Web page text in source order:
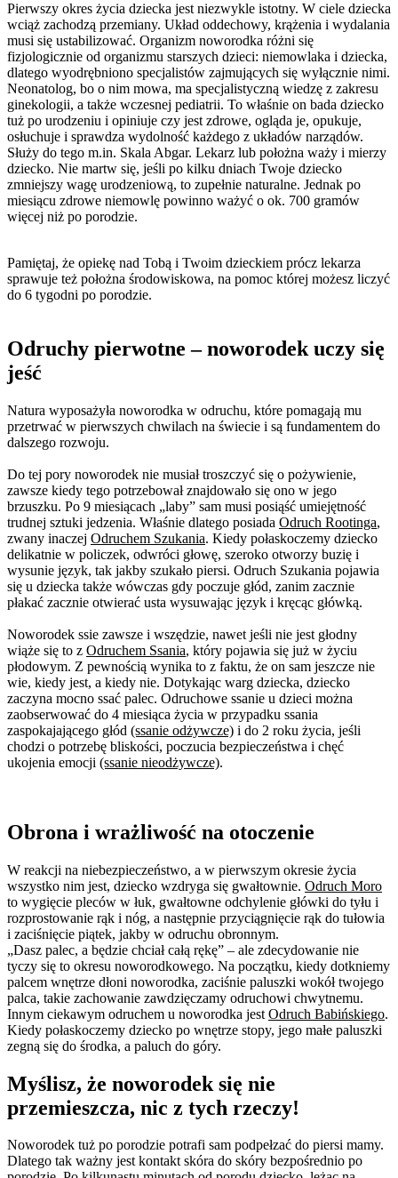
Pierwszy okres życia dziecka jest niezwykle istotny. W ciele dziecka
wciąż zachodzą przemiany. Układ oddechowy, krążenia i wydalania
musi się ustabilizować. Organizm noworodka różni się
fizjologicznie od organizmu starszych dzieci: niemowlaka i dziecka,
dlatego wyodrębniono specjalistów zajmujących się wyłącznie nimi.
Neonatolog, bo o nim mowa, ma specjalistyczną wiedzę z zakresu
ginekologii, a także wczesnej pediatrii. To właśnie on bada dziecko
tuż po urodzeniu i opiniuje czy jest zdrowe, ogląda je, opukuje,
osłuchuje i sprawdza wydolność każdego z układów narządów.
Służy do tego m.in. Skala Abgar. Lekarz lub położna waży i mierzy
dziecko. Nie martw się, jeśli po kilku dniach Twoje dziecko
zmniejszy wagę urodzeniową, to zupełnie naturalne. Jednak po
miesiącu zdrowe niemowlę powinno ważyć o ok. 700 gramów
więcej niż po porodzie.
Pamiętaj, że opiekę nad Tobą i Twoim dzieckiem prócz lekarza
sprawuje też położna środowiskowa, na pomoc której możesz liczyć
do 6 tygodni po porodzie.
Odruchy pierwotne – noworodek uczy się
jeść
Natura wyposażyła noworodka w odruchu, które pomagają mu
przetrwać w pierwszych chwilach na świecie i są fundamentem do
dalszego rozwoju.
Do tej pory noworodek nie musiał troszczyć się o pożywienie,
zawsze kiedy tego potrzebował znajdowało się ono w jego
brzuszku. Po 9 miesiącach „laby” sam musi posiąść umiejętność
trudnej sztuki jedzenia. Właśnie dlatego posiada Odruch Rootinga,
zwany inaczej Odruchem Szukania. Kiedy połaskoczemy dziecko
delikatnie w policzek, odwróci głowę, szeroko otworzy buzię i
wysunie język, tak jakby szukało piersi. Odruch Szukania pojawia
się u dziecka także wówczas gdy poczuje głód, zanim zacznie
płakać zacznie otwierać usta wysuwając język i kręcąc główką.
Noworodek ssie zawsze i wszędzie, nawet jeśli nie jest głodny
wiąże się to z Odruchem Ssania, który pojawia się już w życiu
płodowym. Z pewnością wynika to z faktu, że on sam jeszcze nie
wie, kiedy jest, a kiedy nie. Dotykając warg dziecka, dziecko
zaczyna mocno ssać palec. Odruchowe ssanie u dzieci można
zaobserwować do 4 miesiąca życia w przypadku ssania
zaspokajającego głód (ssanie odżywcze) i do 2 roku życia, jeśli
chodzi o potrzebę bliskości, poczucia bezpieczeństwa i chęć
ukojenia emocji (ssanie nieodżywcze).
Obrona i wrażliwość na otoczenie
W reakcji na niebezpieczeństwo, a w pierwszym okresie życia
wszystko nim jest, dziecko wzdryga się gwałtownie. Odruch Moro
to wygięcie pleców w łuk, gwałtowne odchylenie główki do tyłu i
rozprostowanie rąk i nóg, a następnie przyciągnięcie rąk do tułowia
i zaciśnięcie piątek, jakby w odruchu obronnym.
„Dasz palec, a będzie chciał całą rękę” – ale zdecydowanie nie
tyczy się to okresu noworodkowego. Na początku, kiedy dotkniemy
palcem wnętrze dłoni noworodka, zaciśnie paluszki wokół twojego
palca, takie zachowanie zawdzięczamy odruchowi chwytnemu.
Innym ciekawym odruchem u noworodka jest Odruch Babińskiego.
Kiedy połaskoczemy dziecko po wnętrze stopy, jego małe paluszki
zegną się do środka, a paluch do góry.
Myślisz, że noworodek się nie
przemieszcza, nic z tych rzeczy!
Noworodek tuż po porodzie potrafi sam podpełzać do piersi mamy.
Dlatego tak ważny jest kontakt skóra do skóry bezpośrednio po